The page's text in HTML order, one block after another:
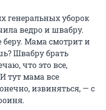
генеральных уборок
ведро и швабру.
беру. Мама смотрит и
Швабру брать
что это все,
тут мама все
извиняться, — с